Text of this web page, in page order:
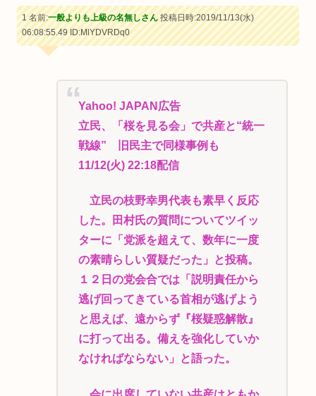
1 名前:一般よりも上級の名無しさん投稿日時:2019/11/13(水)
06:08:55.49ID:MlYDVRDq0
Yahoo! JAPAN広告
立民、「桜を見る会」で共産と“統一
戦線” 旧民主で同様事例も
11/12(火) 22:18配信
立民の枝野幸男代表も素早く反応
した。田村氏の質問についてツイッ
ターに「党派を超えて、数年に一度
の素晴らしい質疑だった」と投稿。
１２日の党会合では「説明責任から
逃げ回ってきている首相が逃げよう
と思えば、遠からず『桜疑惑解散』
に打って出る。備えを強化していか
なければならない」と語った。